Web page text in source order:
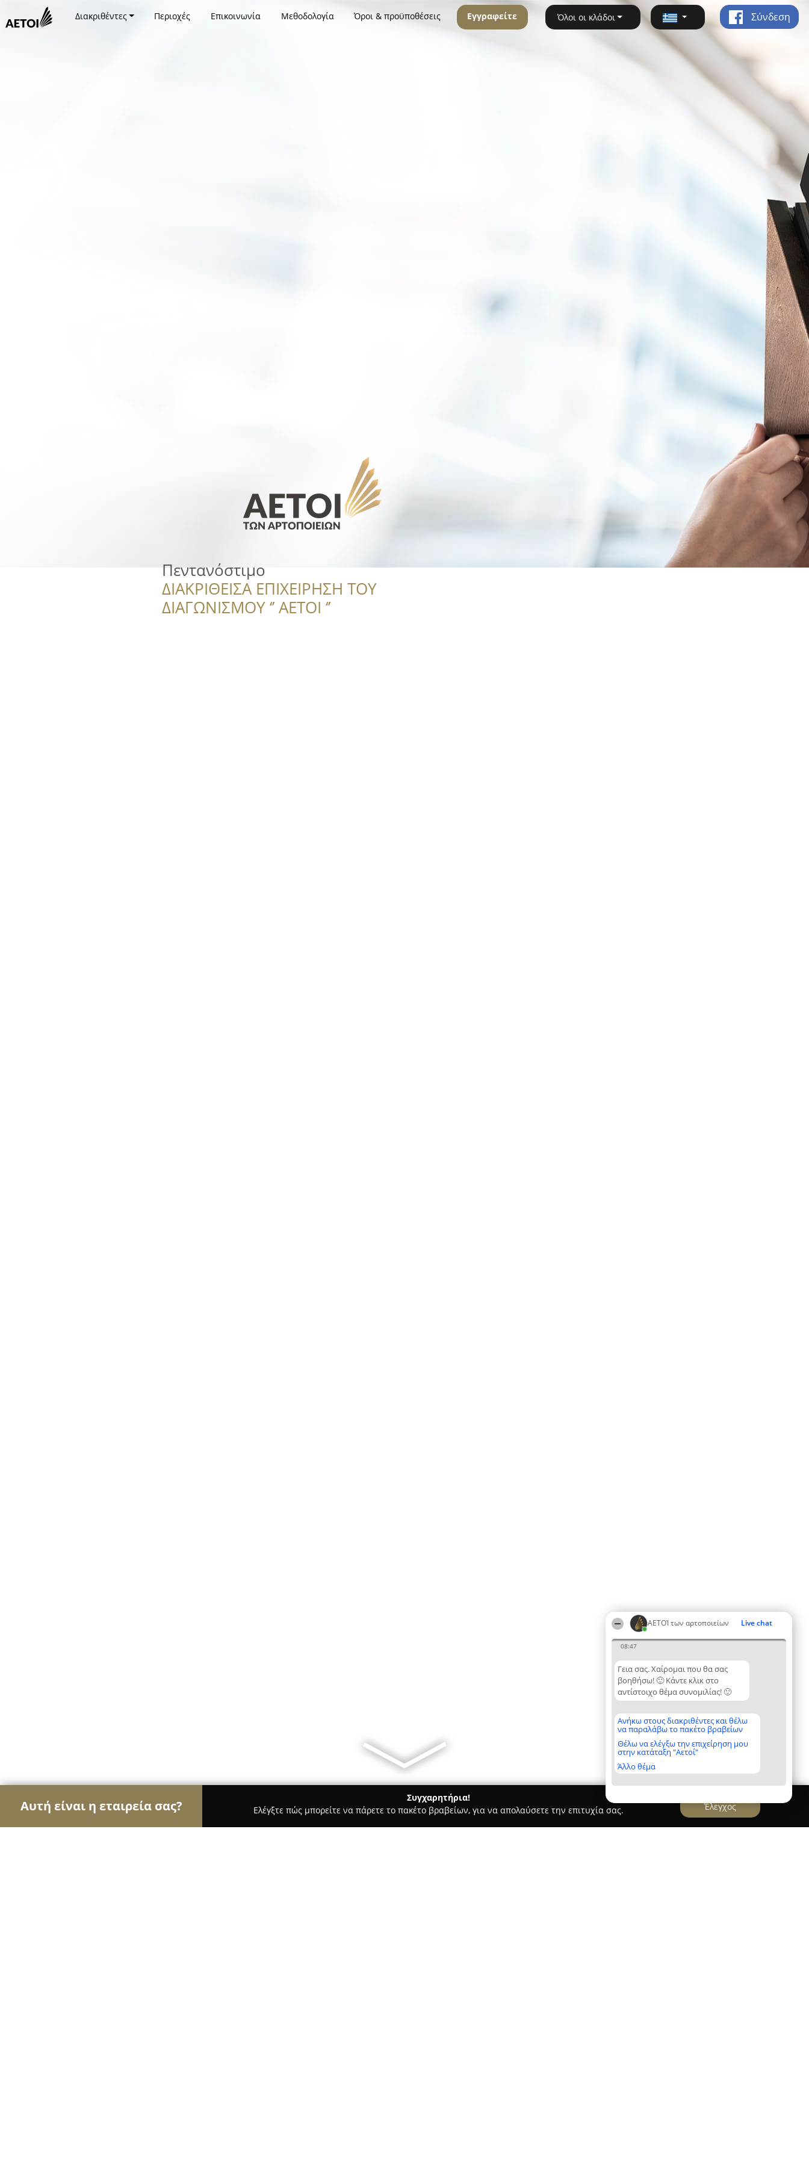
ΑΕΤΟΊ των αρτοποιείων Live chat
08:47
Γεια σας. Χαίρομαι που θα σας
βοηθήσω! 🙂 Κάντε κλικ στο
αντίστοιχο θέμα συνομιλίας! 🙂
Ανήκω στους διακριθέντες και θέλω
να παραλάβω το πακέτο βραβείων
Θέλω να ελέγξω την επιχείρηση μου
στην κατάταξη "Αετοί"
Άλλο θέμα
Διακριθέντες Περιοχές Επικοινωνία Μεθοδολογία Όροι & προϋποθέσεις Εγγραφείτε Όλοι οι κλάδοι Σύνδεση
Πεντανόστιμο
ΔΙΑΚΡΙΘΕΙΣΑ ΕΠΙΧΕΙΡΗΣΗ ΤΟΥ
ΔΙΑΓΩΝΙΣΜΟΥ ‘’ ΑΕΤΟΙ ‘’
Αυτή είναι η εταιρεία σας?
Συγχαρητήρια!
Ελέγξτε πώς μπορείτε να πάρετε το πακέτο βραβείων, για να απολαύσετε την επιτυχία σας.
Έλεγχος